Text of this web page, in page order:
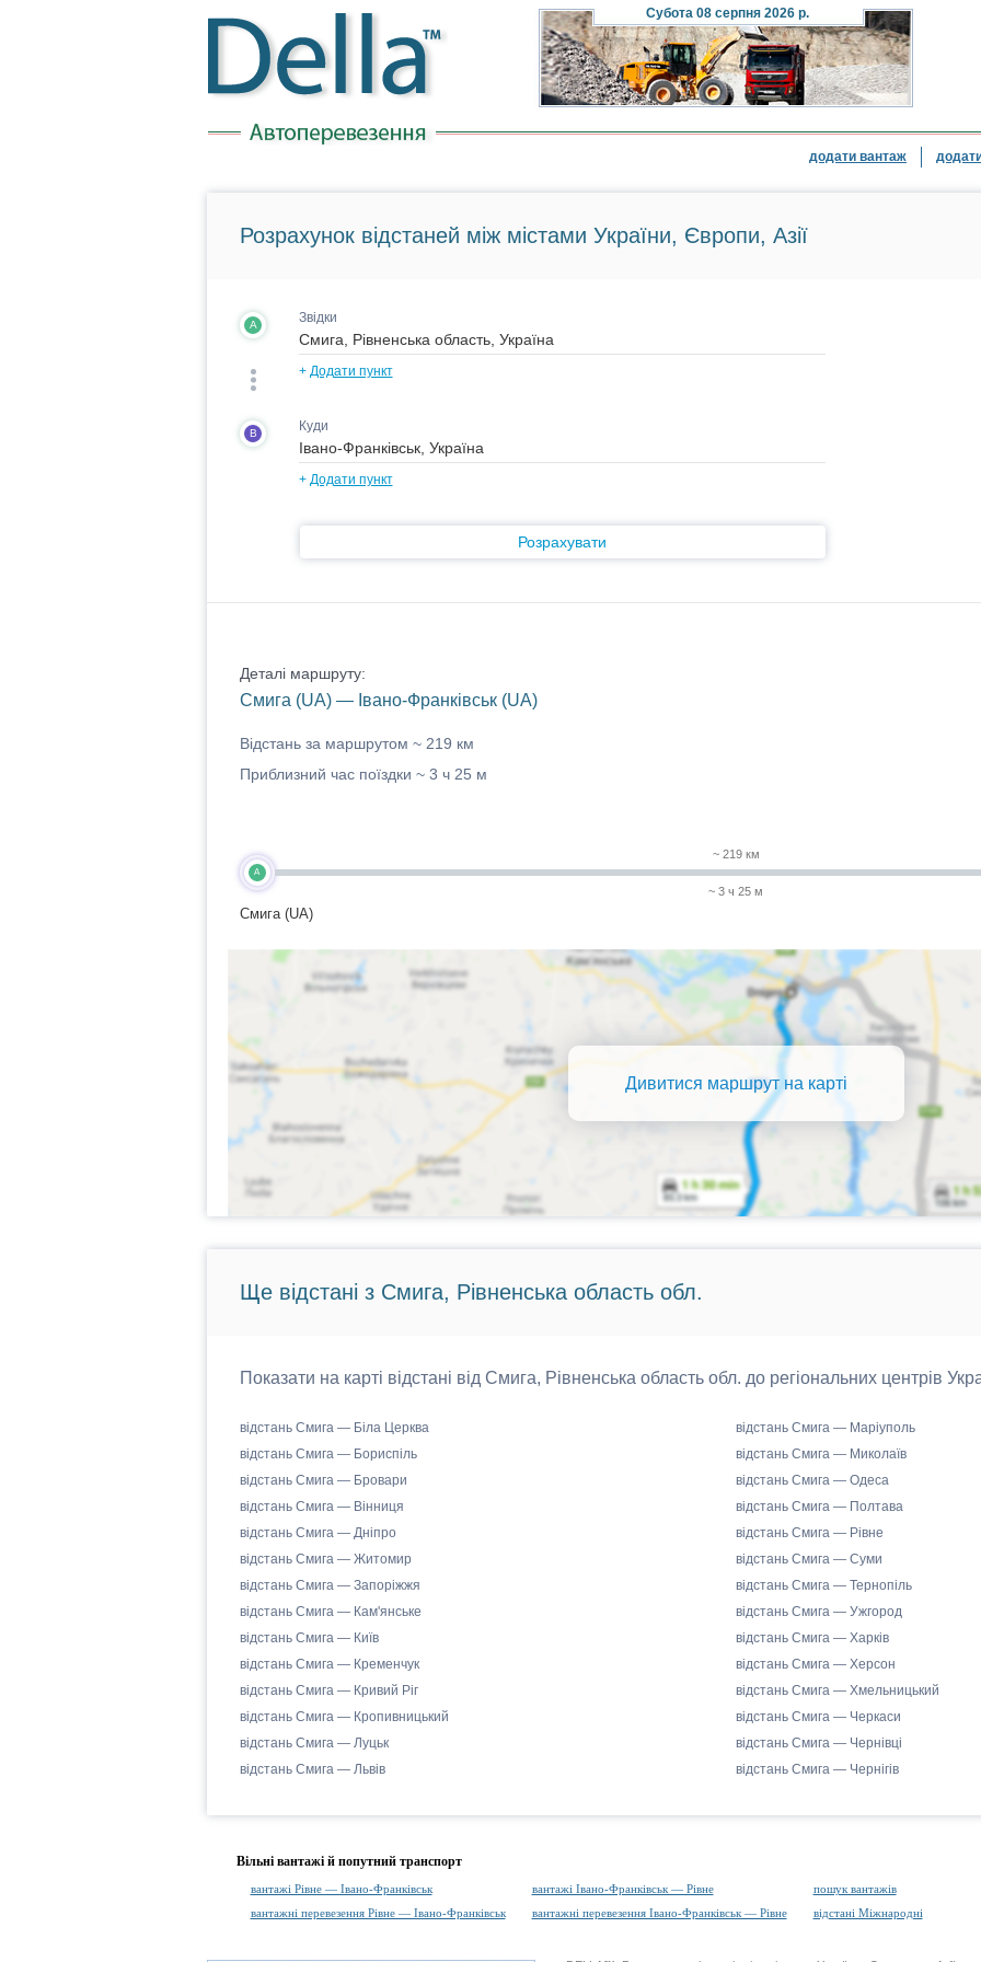
Субота08 серпня 2026 р.
додати вантаж
Розрахунок відстаней між містами України, Європи, Азії
A Звідки
+ Додати пункт
B Куди
+ Додати пункт
Розрахувати
Деталі маршруту:
Смига (UA) — Івано-Франківськ (UA)
Відстань за маршрутом ~ 219 км
Приблизний час поїздки ~ 3 ч 25 м
A
Смига (UA)
~ 219 км
~ 3 ч 25 м
Дивитися маршрут на карті
Ще відстані з Смига, Рівненська область обл.
Показати на карті відстані від Смига, Рівненська область обл. до регіональних центрів
відстань Смига — Біла Церква
відстань Смига — Бориспіль
відстань Смига — Бровари
відстань Смига — Вінниця
відстань Смига — Дніпро
відстань Смига — Житомир
відстань Смига — Запоріжжя
відстань Смига — Кам'янське
відстань Смига — Київ
відстань Смига — Кременчук
відстань Смига — Кривий Ріг
відстань Смига — Кропивницький
відстань Смига — Луцьк
відстань Смига — Львів
відстань Смига — Маріуполь
відстань Смига — Миколаїв
відстань Смига — Одеса
відстань Смига — Полтава
відстань Смига — Рівне
відстань Смига — Суми
відстань Смига — Тернопіль
відстань Смига — Ужгород
відстань Смига — Харків
відстань Смига — Херсон
відстань Смига — Хмельницький
відстань Смига — Черкаси
відстань Смига — Чернівці
відстань Смига — Чернігів
Вільні вантажі й попутний транспорт
вантажі Рівне — Івано-Франківськ вантажі Івано-Франківськ — Рівне
пошук вантажів
вантажні перевезення Рівне — Івано-Франківськ
вантажні перевезення Івано-Франківськ — Рівне відстані Міжнародні